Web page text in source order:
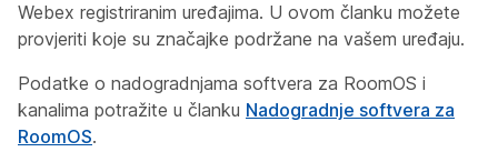
Webex registriranim uređajima. U ovom članku možete
provjeriti koje su značajke podržane na vašem uređaju.
Podatke o nadogradnjama softvera za RoomOS i
kanalima potražite u članku Nadogradnje softvera za
RoomOS.